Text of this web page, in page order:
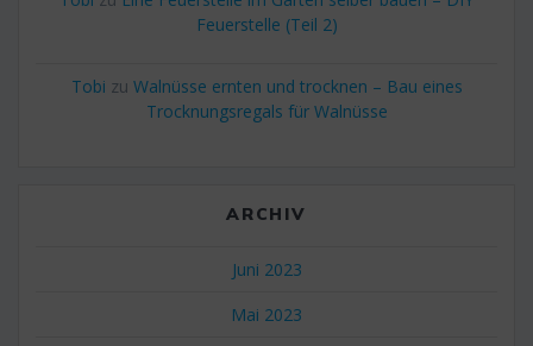
Feuerstelle (Teil 2)
Tobi zu Walnüsse ernten und trocknen – Bau eines
Trocknungsregals für Walnüsse
ARCHIV
Juni 2023
Mai 2023